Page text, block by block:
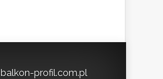
balkon-profil.com.pl